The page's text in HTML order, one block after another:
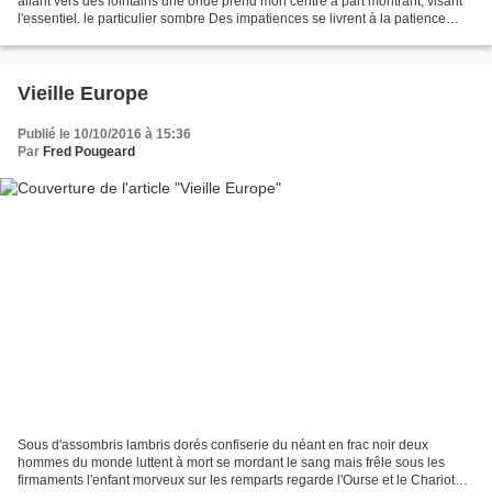
l'essentiel. le particulier sombre Des impatiences se livrent à la patience
Vieille Europe
Publié le 10/10/2016 à 15:36
Par Fred Pougeard
Sous d'assombris lambris dorés confiserie du néant en frac noir deux
hommes du monde luttent à mort se mordant le sang mais frêle sous les
firmaments l'enfant morveux sur les remparts regarde l'Ourse et le Chariot